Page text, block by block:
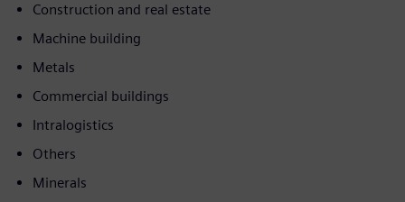
Construction and real estate
Machine building
Metals
Commercial buildings
Intralogistics
Others
Minerals